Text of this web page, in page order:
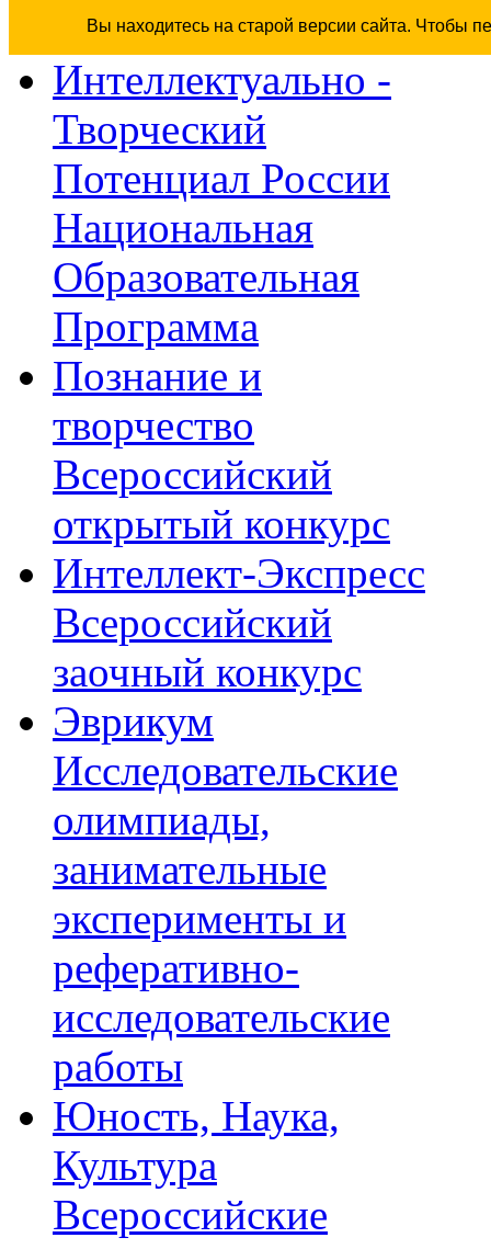
Вы находитесь на старой версии сайта. Чтобы
Интеллектуально -
Творческий
Потенциал России
Национальная
Образовательная
Программа
Познание и
творчество
Всероссийский
открытый конкурс
Интеллект-Экспресс
Всероссийский
заочный конкурс
Эврикум
Исследовательские
олимпиады,
занимательные
эксперименты и
реферативно-
исследовательские
работы
Юность, Наука,
Культура
Всероссийские